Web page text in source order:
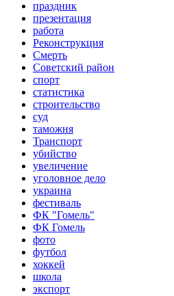
праздник
презентация
работа
Реконструкция
Смерть
Советский район
спорт
статистика
строительство
суд
таможня
Транспорт
убийство
увеличение
уголовное дело
украина
фестиваль
ФК "Гомель"
ФК Гомель
фото
футбол
хоккей
школа
экспорт